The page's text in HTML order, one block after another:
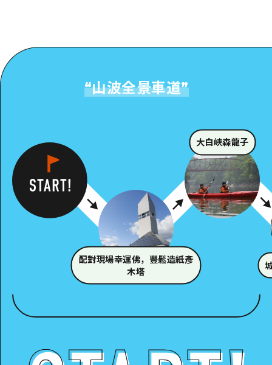
“山波全景車道”
配對現場幸運佛，豐鬆造紙彥
木塔
大白峽森龍子